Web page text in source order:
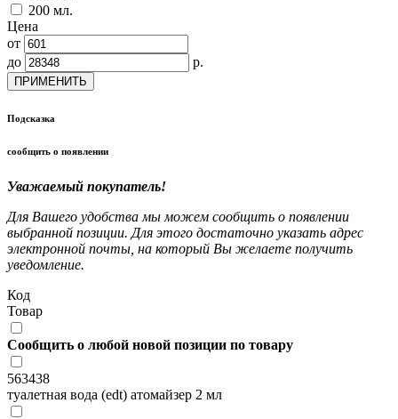
200 мл.
Цена
от
до
р.
ПРИМЕНИТЬ
Подсказка
сообщить о появлении
Уважаемый покупатель!
Для Вашего удобства мы можем сообщить о появлении
выбранной позиции. Для этого достаточно указать адрес
электронной почты, на который Вы желаете получить
уведомление.
Код
Товар
Сообщить о любой новой позиции по товару
563438
туалетная вода (edt) атомайзер 2 мл